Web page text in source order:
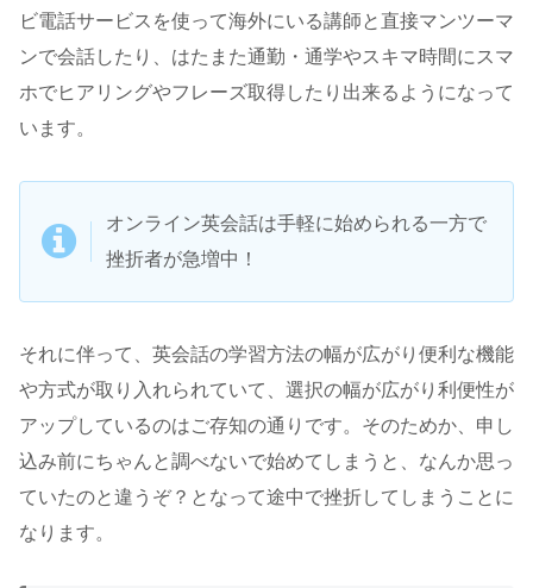
ビ電話サービスを使って海外にいる講師と直接マンツーマ
ンで会話したり、はたまた通勤・通学やスキマ時間にスマ
ホでヒアリングやフレーズ取得したり出来るようになって
います。
オンライン英会話は手軽に始められる一方で
挫折者が急増中！
それに伴って、英会話の学習方法の幅が広がり便利な機能
や方式が取り入れられていて、選択の幅が広がり利便性が
アップしているのはご存知の通りです。そのためか、申し
込み前にちゃんと調べないで始めてしまうと、なんか思っ
ていたのと違うぞ？となって途中で挫折してしまうことに
なります。